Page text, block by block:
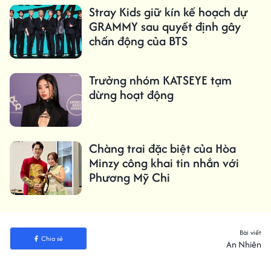
Stray Kids giữ kín kế hoạch dự
GRAMMY sau quyết định gây
chấn động của BTS
Trưởng nhóm KATSEYE tạm
dừng hoạt động
Chàng trai đặc biệt của Hòa
Minzy công khai tin nhắn với
Phương Mỹ Chi
Chia sẻ
Bài viết
An Nhiên